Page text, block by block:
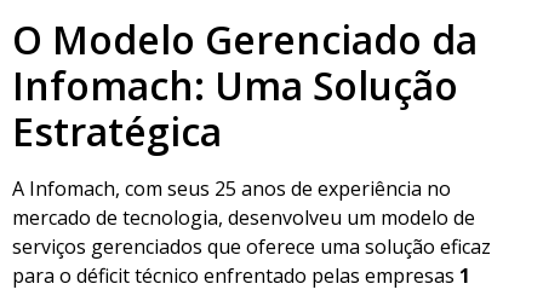
O Modelo Gerenciado da
Infomach: Uma Solução
Estratégica
A Infomach, com seus 25 anos de experiência no
mercado de tecnologia, desenvolveu um modelo de
serviços gerenciados que oferece uma solução eficaz
para o déficit técnico enfrentado pelas empresas 1